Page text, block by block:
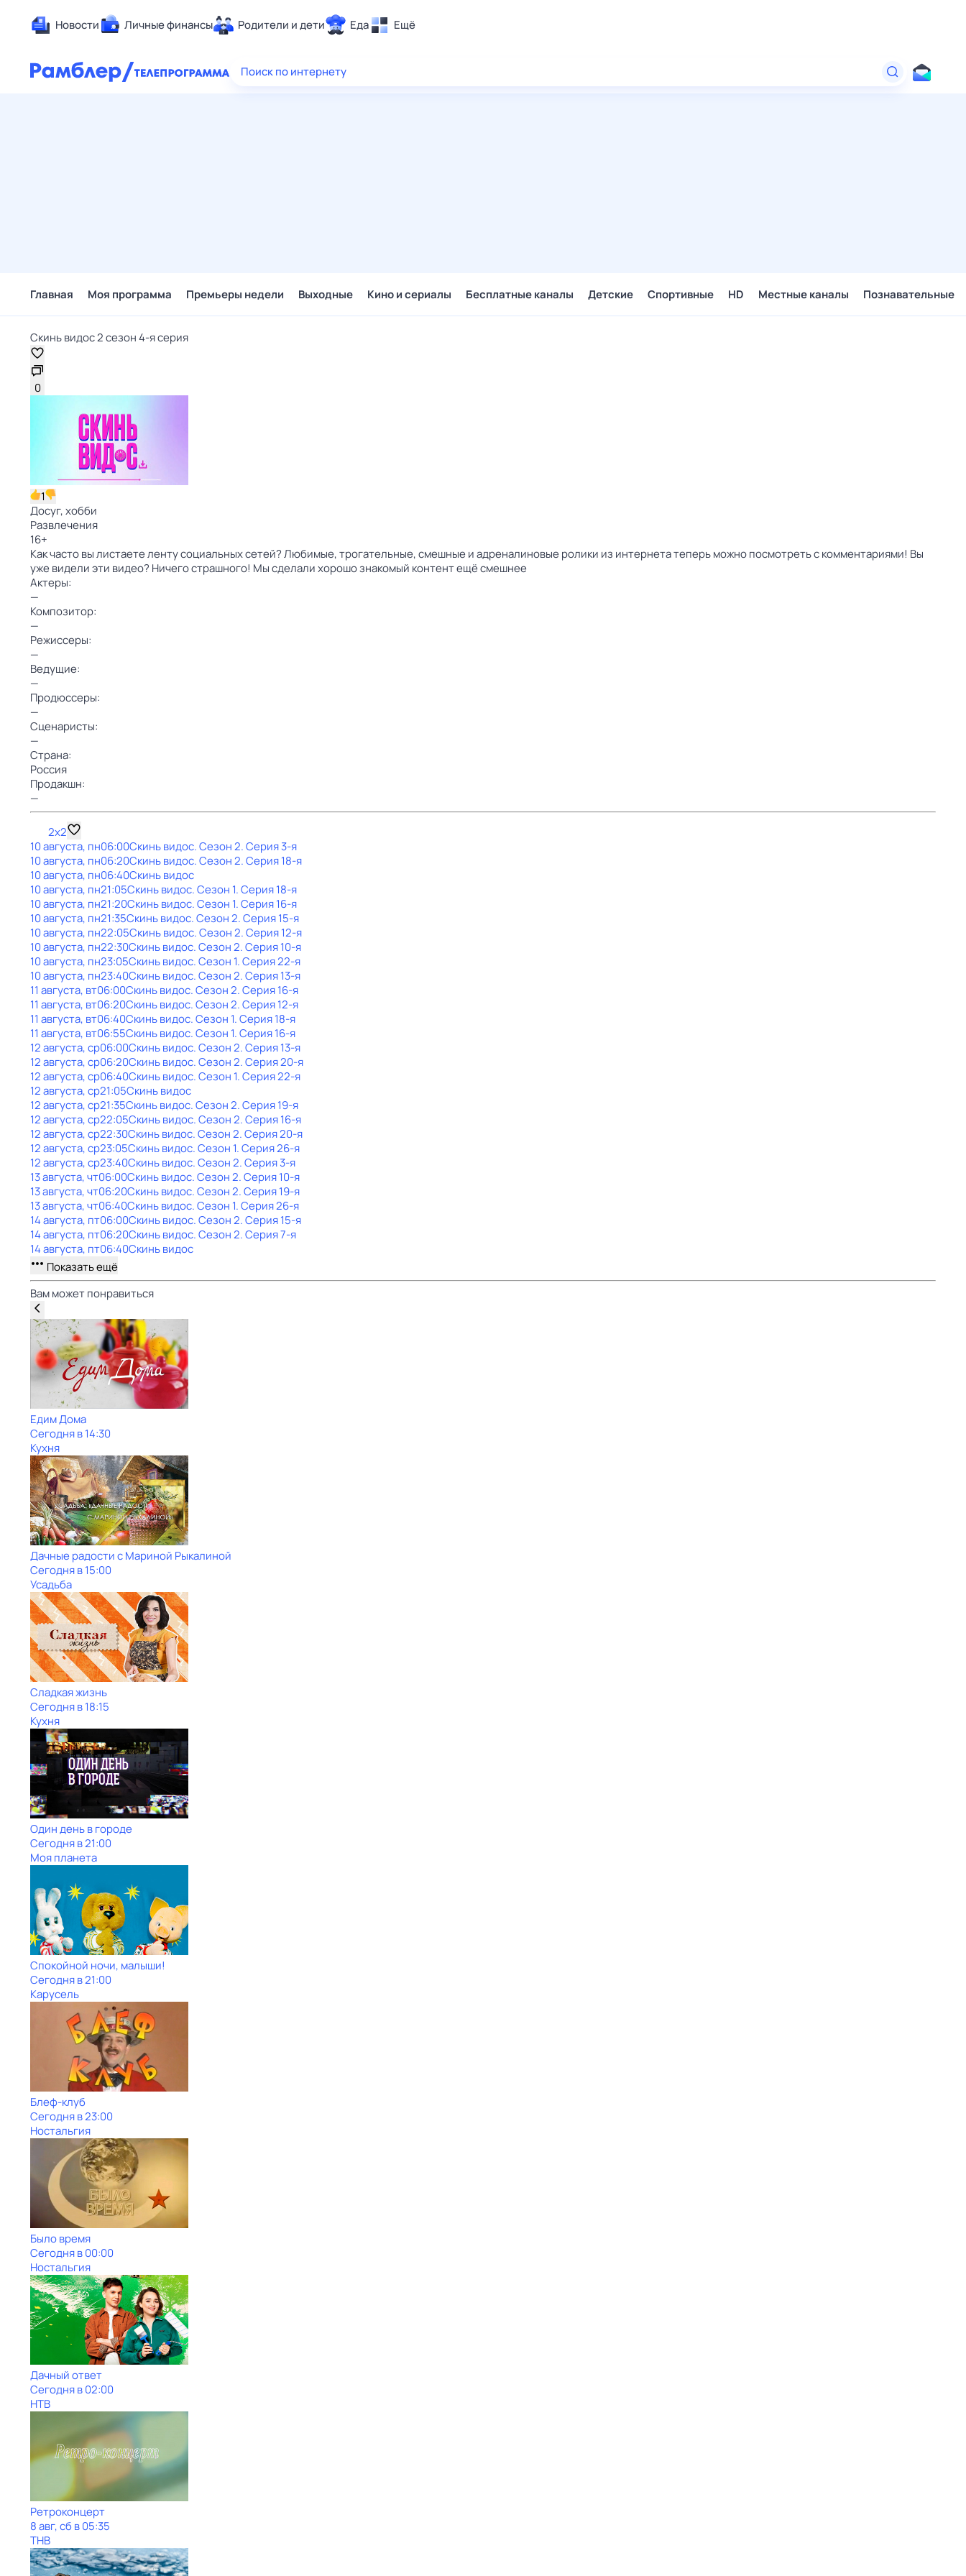
Новости Личные финансы Родители и дети Еда Ещё
Здоровье
Поиск по интернету
Главная Моя программа Премьеры недели Выходные Кино и сериалы Бесплатные каналы Детские Спортивные HD Местные каналы Познавательные
Скинь видос 2 сезон 4-я серия
0
1
Досуг, хобби
Развлечения
16+
Как часто вы листаете ленту социальных сетей? Любимые, трогательные, смешные и адреналиновые ролики из интернета теперь можно посмотреть с комментариями! Вы
уже видели эти видео? Ничего страшного! Мы сделали хорошо знакомый контент ещё смешнее
Актеры:
—
Композитор:
—
Режиссеры:
—
Ведущие:
—
Продюссеры:
—
Сценаристы:
—
Страна:
Россия
Продакшн:
—
2x2
10 августа, пн06:00Скинь видос. Сезон 2. Серия 3-я
10 августа, пн06:20Скинь видос. Сезон 2. Серия 18-я
10 августа, пн06:40Скинь видос
10 августа, пн21:05Скинь видос. Сезон 1. Серия 18-я
10 августа, пн21:20Скинь видос. Сезон 1. Серия 16-я
10 августа, пн21:35Скинь видос. Сезон 2. Серия 15-я
10 августа, пн22:05Скинь видос. Сезон 2. Серия 12-я
10 августа, пн22:30Скинь видос. Сезон 2. Серия 10-я
10 августа, пн23:05Скинь видос. Сезон 1. Серия 22-я
10 августа, пн23:40Скинь видос. Сезон 2. Серия 13-я
11 августа, вт06:00Скинь видос. Сезон 2. Серия 16-я
11 августа, вт06:20Скинь видос. Сезон 2. Серия 12-я
11 августа, вт06:40Скинь видос. Сезон 1. Серия 18-я
11 августа, вт06:55Скинь видос. Сезон 1. Серия 16-я
12 августа, ср06:00Скинь видос. Сезон 2. Серия 13-я
12 августа, ср06:20Скинь видос. Сезон 2. Серия 20-я
12 августа, ср06:40Скинь видос. Сезон 1. Серия 22-я
12 августа, ср21:05Скинь видос
12 августа, ср21:35Скинь видос. Сезон 2. Серия 19-я
12 августа, ср22:05Скинь видос. Сезон 2. Серия 16-я
12 августа, ср22:30Скинь видос. Сезон 2. Серия 20-я
12 августа, ср23:05Скинь видос. Сезон 1. Серия 26-я
12 августа, ср23:40Скинь видос. Сезон 2. Серия 3-я
13 августа, чт06:00Скинь видос. Сезон 2. Серия 10-я
13 августа, чт06:20Скинь видос. Сезон 2. Серия 19-я
13 августа, чт06:40Скинь видос. Сезон 1. Серия 26-я
14 августа, пт06:00Скинь видос. Сезон 2. Серия 15-я
14 августа, пт06:20Скинь видос. Сезон 2. Серия 7-я
14 августа, пт06:40Скинь видос
Показать ещё
Вам может понравиться
Едим Дома
Сегодня в 14:30
Кухня
Дачные радости с Мариной Рыкалиной
Сегодня в 15:00
Усадьба
Сладкая жизнь
Сегодня в 18:15
Кухня
Один день в городе
Сегодня в 21:00
Моя планета
Спокойной ночи, малыши!
Сегодня в 21:00
Карусель
Блеф-клуб
Сегодня в 23:00
Ностальгия
Было время
Сегодня в 00:00
Ностальгия
Дачный ответ
Сегодня в 02:00
НТВ
Ретроконцерт
8 авг, сб в 05:35
ТНВ